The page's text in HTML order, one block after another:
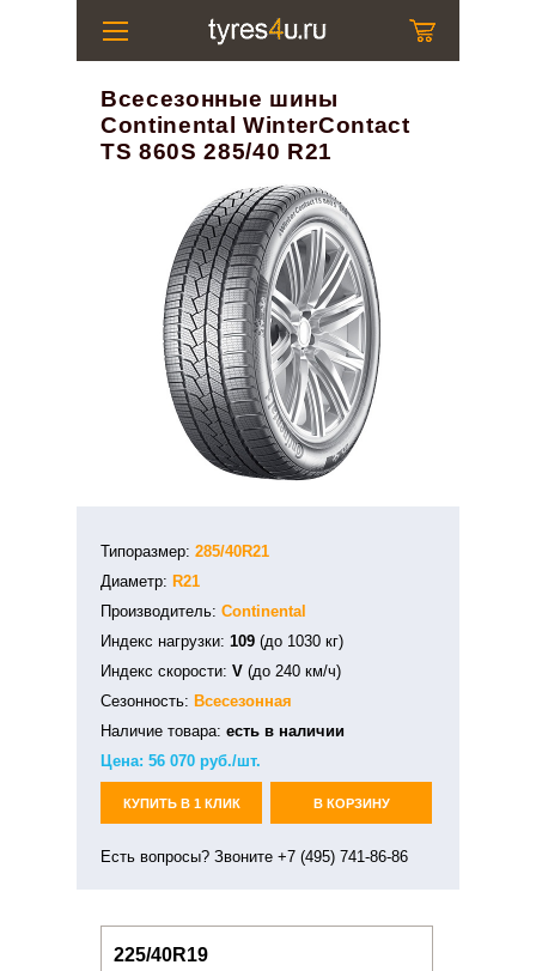
Всесезонные шины
Continental WinterContact
TS 860S 285/40 R21
Типоразмер: 285/40R21
Диаметр: R21
Производитель: Continental
Индекс нагрузки: 109 (до 1030 кг)
Индекс скорости: V (до 240 км/ч)
Сезонность: Всесезонная
Наличие товара: есть в наличии
Цена: 56 070 руб./шт.
КУПИТЬ В 1 КЛИК В КОРЗИНУ
Есть вопросы? Звоните +7 (495) 741-86-86
225/40R19